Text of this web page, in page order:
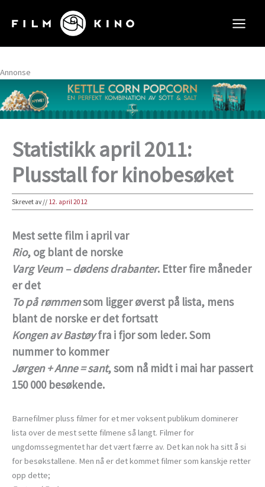
rett
innholdet
Annonse
Statistikk april 2011:
Plusstall for kinobesøket
Skrevet av// 12. april 2012
Mest sette film i april var
Rio, og blant de norske
Varg Veum – dødens drabanter. Etter fire måneder
er det
To på rømmensom ligger øverst på lista, mens
blant de norske er det fortsatt
Kongen av Bastøyfra i fjor som leder. Som
nummer to kommer
Jørgen + Anne = sant, som nå midt i mai har passert
150 000 besøkende.
Barnefilmer pluss filmer for et mer voksent publikum dominerer
lista over de mest sette filmene så langt. Filmer for
ungdomssegmentet har det vært færre av. Det kan nok ha sitt å si
for besøkstallene. Men nå er det kommet filmer som kanskje retter
opp dette;